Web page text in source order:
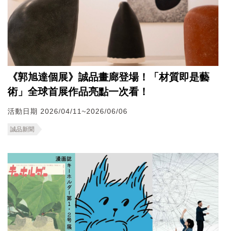
《郭旭達個展》誠品畫廊登場！「材質即是藝
術」全球首展作品亮點一次看！
活動日期 2026/04/11~2026/06/06
誠品新聞